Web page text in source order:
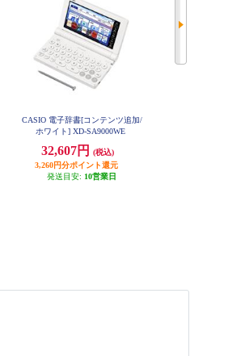
CASIO 電子辞書[コンテンツ追加/
ホワイト] XD-SA9000WE
32,607円
(税込)
3,260円分ポイント還元
発送目安: 10営業日